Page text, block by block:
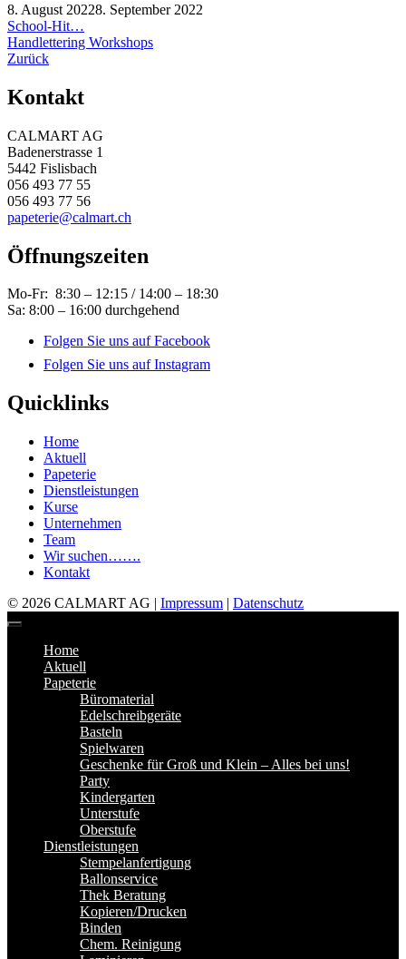
8. August 20228. September 2022
Beitragsnavigation
School-Hit…
Handlettering Workshops
Zurück
Kontakt
CALMART AG
Badenerstrasse 1
5442 Fislisbach
056 493 77 55
056 493 77 56
papeterie@calmart.ch
Öffnungszeiten
Mo-Fr: 8:30 – 12:15 / 14:00 – 18:30
Sa: 8:00 – 16:00 durchgehend
Folgen Sie uns auf Facebook
Folgen Sie uns auf Instagram
Quicklinks
Home
Aktuell
Papeterie
Dienstleistungen
Kurse
Unternehmen
Team
Wir suchen…….
Kontakt
© 2026 CALMART AG | Impressum | Datenschutz
Home
Aktuell
Papeterie
Büromaterial
Edelschreibgeräte
Basteln
Spielwaren
Geschenke für Groß und Klein – Alles bei uns!
Party
Kindergarten
Unterstufe
Oberstufe
Dienstleistungen
Stempelanfertigung
Ballonservice
Thek Beratung
Kopieren/Drucken
Binden
Chem. Reinigung